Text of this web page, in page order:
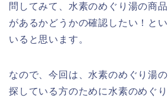
問してみて、水素のめぐり湯の商
があるかどうかの確認したい！と
いると思います。
なので、今回は、水素のめぐり湯
探している方のために水素のめぐ